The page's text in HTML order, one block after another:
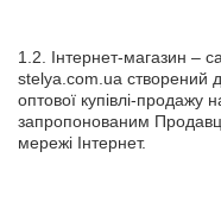
1.2. Інтернет-магазин –
stelya.com.ua створений
оптової купівлі-продажу
запропонованим
мережі Інтернет.